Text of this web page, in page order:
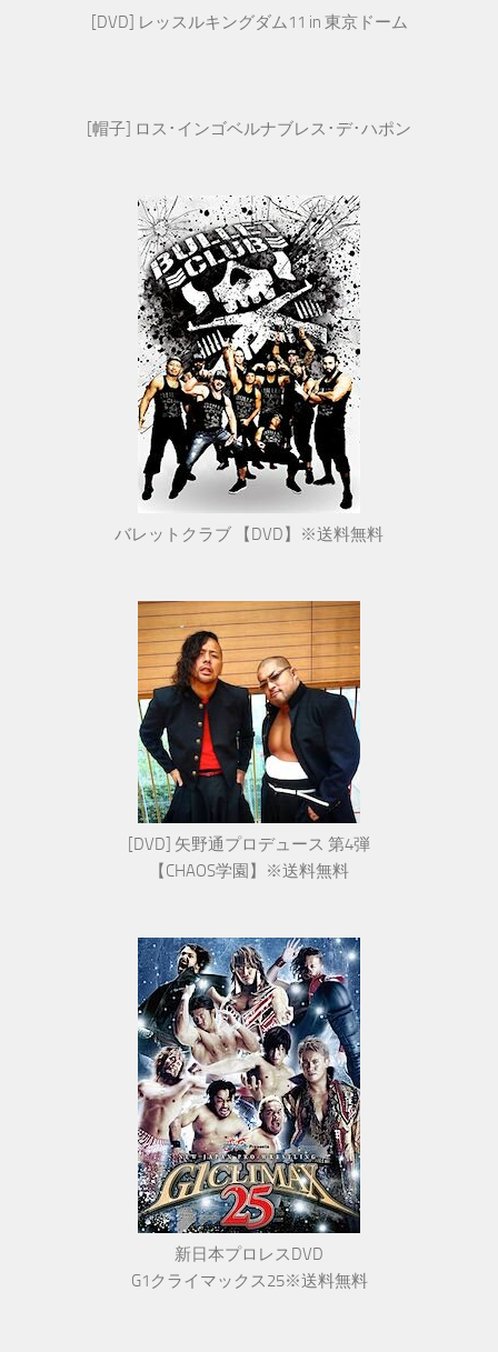
[DVD] レッスルキングダム11 in 東京ドーム
[帽子] ロス･インゴベルナブレス･デ･ハポン
バレットクラブ 【DVD】※送料無料
[DVD] 矢野通プロデュース 第4弾
【CHAOS学園】※送料無料
新日本プロレスDVD
G1クライマックス25※送料無料